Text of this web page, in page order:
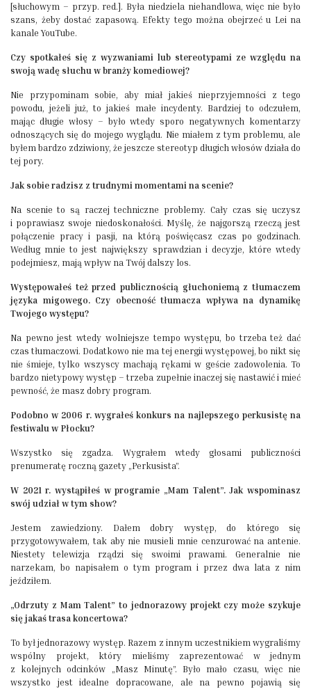
[słuchowym – przyp. red.]. Była niedziela niehandlowa, więc nie było
szans, żeby dostać zapasową. Efekty tego można obejrzeć u Lei na
kanale YouTube.
Czy spotkałeś się z wyzwaniami lub stereotypami ze względu na
swoją wadę słuchu w branży komediowej?
Nie przypominam sobie, aby miał jakieś nieprzyjemności z tego
powodu, jeżeli już, to jakieś małe incydenty. Bardziej to odczułem,
mając długie włosy – było wtedy sporo negatywnych komentarzy
odnoszących się do mojego wyglądu. Nie miałem z tym problemu, ale
byłem bardzo zdziwiony, że jeszcze stereotyp długich włosów działa do
tej pory.
Jak sobie radzisz z trudnymi momentami na scenie?
Na scenie to są raczej techniczne problemy. Cały czas się uczysz
i poprawiasz swoje niedoskonałości. Myślę, że najgorszą rzeczą jest
połączenie pracy i pasji, na którą poświęcasz czas po godzinach.
Według mnie to jest największy sprawdzian i decyzje, które wtedy
podejmiesz, mają wpływ na Twój dalszy los.
Występowałeś też przed publicznością głuchoniemą z tłumaczem
języka migowego. Czy obecność tłumacza wpływa na dynamikę
Twojego występu?
Na pewno jest wtedy wolniejsze tempo występu, bo trzeba też dać
czas tłumaczowi. Dodatkowo nie ma tej energii występowej, bo nikt się
nie śmieje, tylko wszyscy machają rękami w geście zadowolenia. To
bardzo nietypowy występ – trzeba zupełnie inaczej się nastawić i mieć
pewność, że masz dobry program.
Podobno w 2006 r. wygrałeś konkurs na najlepszego perkusistę na
festiwalu w Płocku?
Wszystko się zgadza. Wygrałem wtedy głosami publiczności
prenumeratę roczną gazety „Perkusista”.
W 2021 r. wystąpiłeś w programie „Mam Talent”. Jak wspominasz
swój udział w tym show?
Jestem zawiedziony. Dałem dobry występ, do którego się
przygotowywałem, tak aby nie musieli mnie cenzurować na antenie.
Niestety telewizja rządzi się swoimi prawami. Generalnie nie
narzekam, bo napisałem o tym program i przez dwa lata z nim
jeździłem.
„Odrzuty z Mam Talent” to jednorazowy projekt czy może szykuje
się jakaś trasa koncertowa?
To był jednorazowy występ. Razem z innym uczestnikiem wygraliśmy
wspólny projekt, który mieliśmy zaprezentować w jednym
z kolejnych odcinków „Masz Minutę”. Było mało czasu, więc nie
wszystko jest idealne dopracowane, ale na pewno pojawią się